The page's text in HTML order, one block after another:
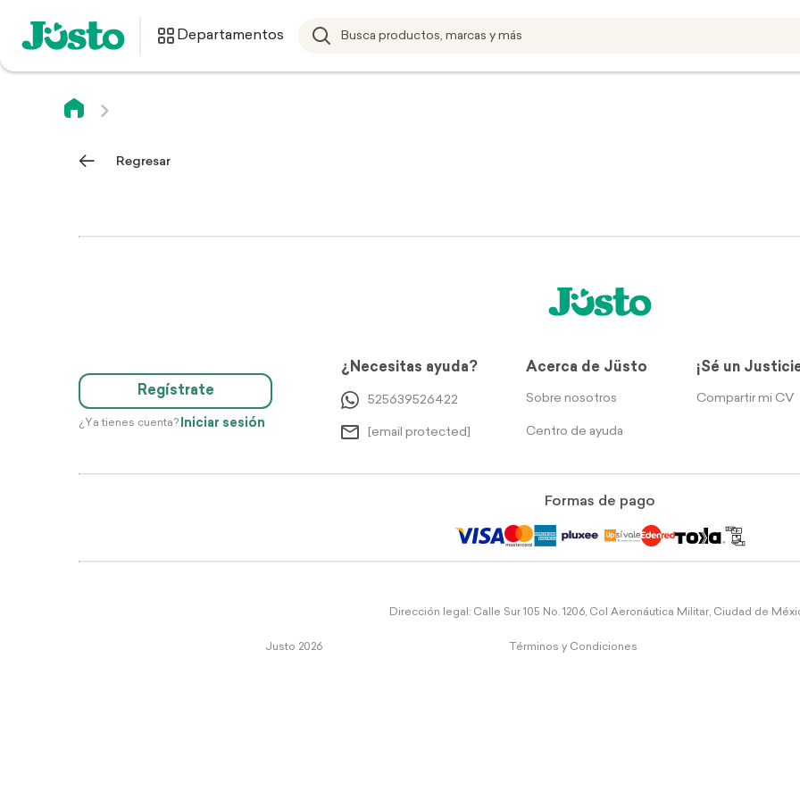
Departamentos
Regresar
Regístrate
¿Ya tienes cuenta? Iniciar sesión
¿Necesitas ayuda?
525639526422
[email protected]
Acerca de Jüsto
Sobre nosotros
Centro de ayuda
¡Sé un
Compartir mi CV
Formas de pago
Dirección legal: Calle Sur 105 No. 1206, Col Aeronáutica Militar, Ciudad de
Justo 2026 Términos y Condiciones